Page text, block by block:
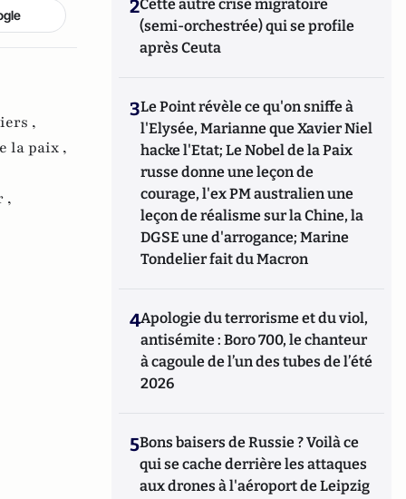
,
la paix ,
,
communication de crise au sein d’une filiale
de La Compagnie Financière Rothschild.
2Cette autre crise migratoire
(semi-orchestrée) qui se profile
après Ceuta
3Le Point révèle ce qu'on sniffe à
l'Elysée, Marianne que Xavier Niel
hacke l'Etat; Le Nobel de la Paix
russe donne une leçon de
courage, l'ex PM australien une
leçon de réalisme sur la Chine, la
DGSE une d'arrogance; Marine
Tondelier fait du Macron
4Apologie du terrorisme et du viol,
antisémite : Boro 700, le chanteur
à cagoule de l’un des tubes de l’été
2026
5Bons baisers de Russie ? Voilà ce
qui se cache derrière les attaques
aux drones à l'aéroport de Leipzig